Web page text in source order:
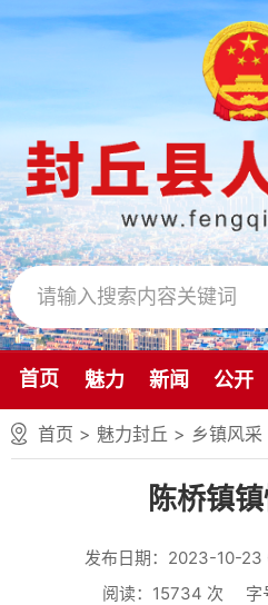
首页 魅力 新闻 公开
首页 > 魅力封丘 > 乡镇风采
陈桥镇
发布日期：2023-10-23
阅读： 15734 次 字